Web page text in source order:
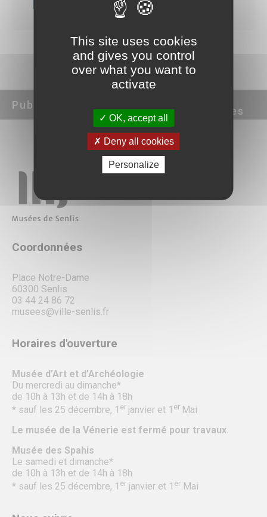
INFORMATIONS PRATIQUES
Accès, horaires et tarifs
Boutiques
Contacts
Publics
documentaires
Coordonnées
Place Notre-Dame
60300 Senlis
03 44 24 86 72
musees@ville-senlis.fr
Horaires d'ouverture
Musée d’Art et d’Archéologie
Du mercredi au dimanche*
de 10h à 13h et de 14h à 18h
* sauf les 25 décembre, 1 er janvier et 1 er Mai
Le musée de la Vénerie est fermé pour travaux.
Musée des Spahis
Le samedi et dimanche*
de 10h à 13h et de 14h à 18h
* sauf les 25 décembre, 1 er janvier et 1 er Mai
This site uses cookies
and gives you control
over what you want to
activate
OK, accept all
Deny all cookies
Personalize